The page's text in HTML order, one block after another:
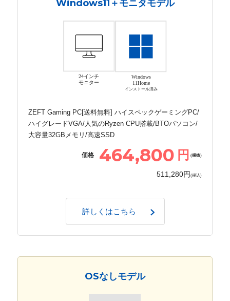
Windows11＋モニタモデル
24インチ
モニター
Windows
11Home
インストール済み
ZEFT Gaming PC[送料無料] ハイスペックゲーミングPC/
ハイグレードVGA/人気のRyzen CPU搭載/BTOパソコン/
大容量32GBメモリ/高速SSD
価格 464,800 円 (税抜)
511,280円 (税込)
詳しくはこちら
OSなしモデル